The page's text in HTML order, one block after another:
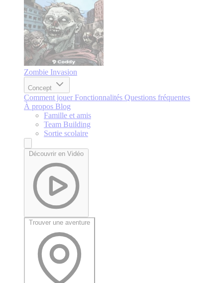
Zombie Invasion
Concept
Comment jouer Fonctionnalités Questions fréquentes
À propos Blog
Famille et amis
Team Building
Sortie scolaire
Découvrir en Vidéo
Trouver une aventure